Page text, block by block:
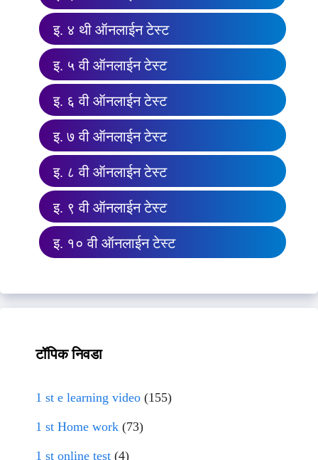
इ. ४ थी ऑनलाईन टेस्ट
इ. ५ वी ऑनलाईन टेस्ट
इ. ६ वी ऑनलाईन टेस्ट
इ. ७ वी ऑनलाईन टेस्ट
इ. ८ वी ऑनलाईन टेस्ट
इ. ९ वी ऑनलाईन टेस्ट
इ. १० वी ऑनलाईन टेस्ट
टॉपिक निवडा
1 st e learning video (155)
1 st Home work (73)
1 st online test (4)